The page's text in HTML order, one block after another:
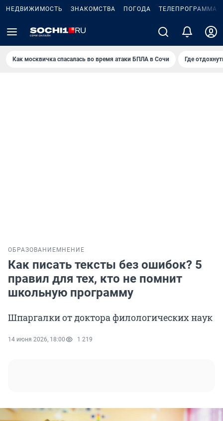
НЕДВИЖИМОСТЬ ЗНАКОМСТВА ПОГОДА ТЕЛЕПРОГРАММА
Как москвичка спасалась во время атаки БПЛА в Сочи Где
ОБРАЗОВАНИЕ МНЕНИЕ
Как писать тексты без ошибок? 5
правил для тех, кто не помнит
школьную программу
Шпаргалки от доктора филологических наук
14 июня 2026, 18:00 1 219